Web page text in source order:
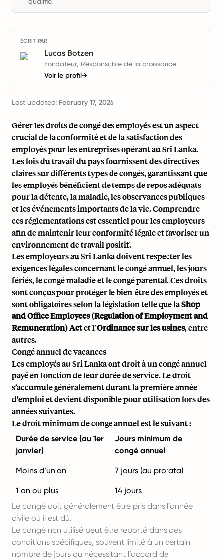
ÉCRIT PAR
Lucas Botzen
Fondateur, Responsable de la croissance
Voir le profil→
Last updated: February 17, 2026
Gérer les droits de congé des employés est un aspect
crucial de la conformité et de la satisfaction des
employés pour les entreprises opérant au Sri Lanka.
Les lois du travail du pays fournissent des directives
claires sur différents types de congés, garantissant que
les employés bénéficient de temps de repos adéquats
pour la détente, la maladie, les observances publiques
et les événements importants de la vie. Comprendre
ces réglementations est essentiel pour les employeurs
afin de maintenir leur conformité légale et favoriser un
environnement de travail positif.
Les employeurs au Sri Lanka doivent respecter les
exigences légales concernant le congé annuel, les jours
fériés, le congé maladie et le congé parental. Ces droits
sont conçus pour protéger le bien-être des employés et
sont obligatoires selon la législation telle que laShop
and Office Employees (Regulation of Employment and
Remuneration) Actet l’Ordinance sur les usines, entre
autres.
Congé annuel de vacances
Les employés au Sri Lanka ont droit à un congé annuel
payé en fonction de leur durée de service. Le droit
s’accumule généralement durant la première année
d’emploi et devient disponible pour utilisation lors des
années suivantes.
Le droit minimum de congé annuel est le suivant :
Durée de service (au 1er
janvier)
Jours minimum de
congé annuel
Moins d’un an 7 jours (au prorata)
1 an ou plus
14 jours
Le congé doit généralement être pris dans l’année
civile où il est dû.
Le congé non utilisé peut être reporté dans des
conditions spécifiques, souvent limité à un certain
nombre de jours ou nécessitant l’accord de